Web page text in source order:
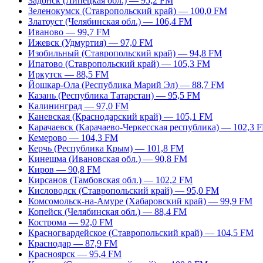
Зеленокумск (Ставропольский край) — 100,0 FM
Златоуст (Челябинская обл.) — 106,4 FM
Иваново — 99,7 FM
Ижевск (Удмуртия) — 97,0 FM
Изобильный (Ставропольский край) — 94,8 FM
Ипатово (Ставропольский край) — 105,3 FM
Иркутск — 88,5 FM
Йошкар-Ола (Республика Марий Эл) — 88,7 FM
Казань (Республика Татарстан) — 95,5 FM
Калининград — 97,0 FM
Каневская (Краснодарский край) — 105,1 FM
Карачаевск (Карачаево-Черкесская республика) — 102,3
Кемерово — 104,3 FM
Керчь (Республика Крым) — 101,8 FM
Кинешма (Ивановская обл.) — 90,8 FM
Киров — 90,8 FM
Кирсанов (Тамбовская обл.) — 102,2 FM
Кисловодск (Ставропольский край) — 95,0 FM
Комсомольск-на-Амуре (Хабаровский край) — 99,9 FM
Копейск (Челябинская обл.) — 88,4 FM
Кострома — 92,0 FM
Красногвардейское (Ставропольский край) — 104,5 FM
Краснодар — 87,9 FM
Красноярск — 95,4 FM